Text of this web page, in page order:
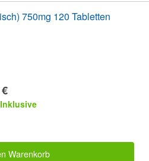
750mg 120 Tabletten
Warenkorb